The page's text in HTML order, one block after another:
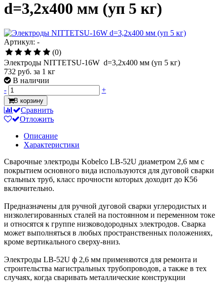
d=3,2х400 мм (уп 5 кг)
Артикул: -
(0)
Электроды NITTETSU-16W d=3,2х400 мм (уп 5 кг)
732 руб. за 1 кг
В наличии
-
+
В корзину
Сравнить
Отложить
Описание
Характеристики
Сварочные электроды Kobelco LB-52U диаметром 2,6 мм с
покрытием основного вида используются для дуговой сварки
стальных труб, класс прочности которых доходит до К56
включительно.
Предназначены для ручной дуговой сварки углеродистых и
низколегированных сталей на постоянном и переменном токе
и относятся к группе низководородных электродов. Сварка
может выполняться в любых пространственных положениях,
кроме вертикального сверху-вниз.
Электроды LB-52U ф 2,6 мм применяются для ремонта и
строительства магистральных трубопроводов, а также в тех
случаях, когда сваривать металлические конструкции